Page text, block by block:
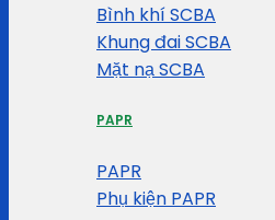
Bình khí SCBA
Khung đai SCBA
Mặt nạ SCBA
PAPR
PAPR
Phụ kiện PAPR